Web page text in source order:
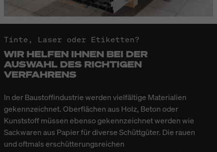
Tinte, Laser oder Etiketten?
WIR HELFEN IHNEN BEI DER
AUSWAHL DES RICHTIGEN
VERFAHRENS
In der Baustoffindustrie werden vielfältige Materialien
gekennzeichnet. Oberflächen aus Holz, Beton oder
Kunststoff müssen ebenso gekennzeichnet werden wie
Sackwaren aus Papier für diverse Schüttgüter. Die rauen
und oftmals erschütterungsreichen